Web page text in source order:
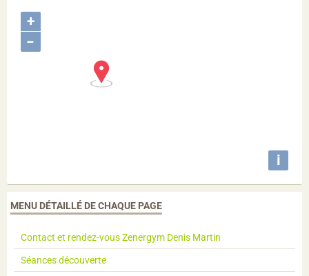
+
−
i
MENU DÉTAILLÉ DE CHAQUE PAGE
Contact et rendez-vous Zenergym Denis Martin
Séances découverte